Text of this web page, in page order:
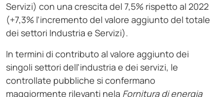
Servizi) con una crescita del 7,5% rispetto al 2022
(+7,3% l’incremento del valore aggiunto del totale
dei settori Industria e Servizi).
In termini di contributo al valore aggiunto dei
singoli settori dell’industria e dei servizi, le
controllate pubbliche si confermano
maggiormente rilevanti nela Fornitura di energia